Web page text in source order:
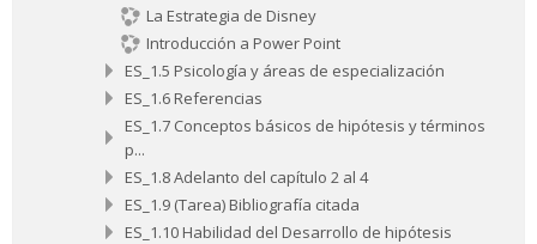
La Estrategia de Disney
Introducción a Power Point
ES_1.5 Psicología y áreas de especialización
ES_1.6 Referencias
ES_1.7 Conceptos básicos de hipótesis y términos
p...
ES_1.8 Adelanto del capítulo 2 al 4
ES_1.9 (Tarea) Bibliografía citada
ES_1.10 Habilidad del Desarrollo de hipótesis